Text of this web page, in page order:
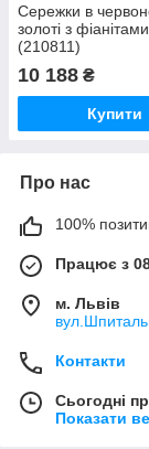
Сережки в
золоті з фіанітами
(210811)
10 188 ₴
Купити
Про нас
100%
Працює з
м. Львів
Контакти
Сьогодні
Показати